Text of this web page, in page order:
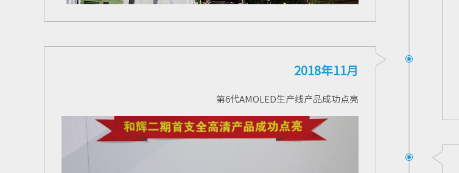
2018年11月
第6代AMOLED生产线产品成功点亮